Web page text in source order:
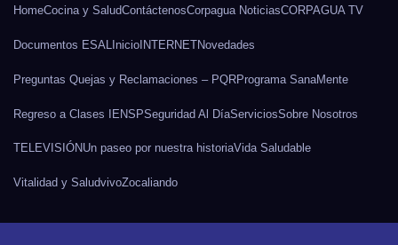
HomeCocina y SaludContáctenosCorpagua NoticiasCORPAGUA TV
Documentos ESAL Inicio INTERNETNovedades
Preguntas Quejas y Reclamaciones – PQRPrograma SanaMente
Regreso a Clases IENSPSeguridad Al DíaServiciosSobre Nosotros
TELEVISIÓNUn paseo por nuestra historiaVida Saludable
Vitalidad y SaludvivoZocaliando